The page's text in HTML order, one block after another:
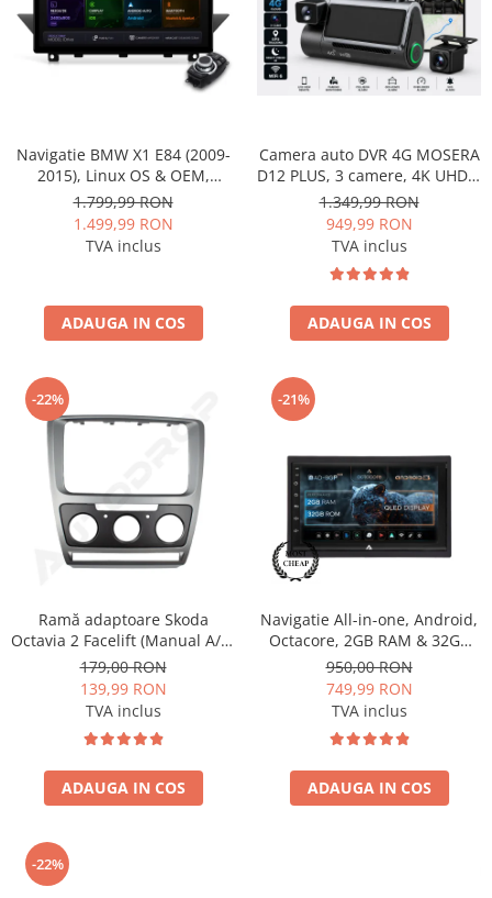
Navigatie BMW X1 E84 (2009-
2015), Linux OS & OEM,
Varianta iDrive, CarPlay &
Android Auto Wireless,
MirrorLink, Camera AHD, 12.3
1.799,99 RON
1.499,99 RON
TVA inclus
ADAUGA IN COS
Camera auto DVR 4G MOSERA
D12 PLUS, 3 camere, 4K UHD +
Full HD + Full HD, Sony
IMX415, GPS Tracking, WiFi 6,
Night Vision IR, Cloud Live
aplicatie mobil + PC
1.349,99 RON
949,99 RON
TVA inclus
ADAUGA IN COS
-22%
Ramă adaptoare Skoda
Octavia 2 Facelift (Manual A/C)
2009-2013 - fațetă 213×133
(RNS 510 / RCD 330), montaj
dedicat
179,00 RON
139,99 RON
TVA inclus
ADAUGA IN COS
-21%
Navigatie All-in-one, Android,
Octacore, 2GB RAM & 32GB
ROM, 7 Inch - AD-BGP1002
950,00 RON
749,99 RON
TVA inclus
ADAUGA IN COS
-22%